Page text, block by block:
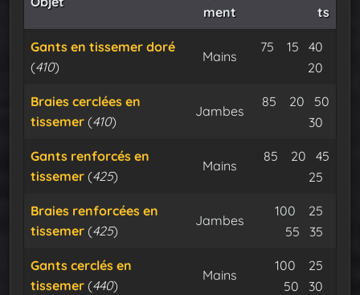
ment
ts
Gants en tissemer doré
(410)
Mains
75 Tissemer
15 Satin
40
20
Braies cerclées en
tissemer (410)
Jambes
85 Tissemer
20 Satin
50
Fil de
30
Gants renforcés en
tissemer (425)
Mains
85 Tissemer
20 Satin
45
Fil de
25
Braies renforcées en
tissemer (425)
Jambes
100 25
55
Fil de
35
Gants cerclés en
tissemer (440)
Mains
100 25
50
Fil de
30